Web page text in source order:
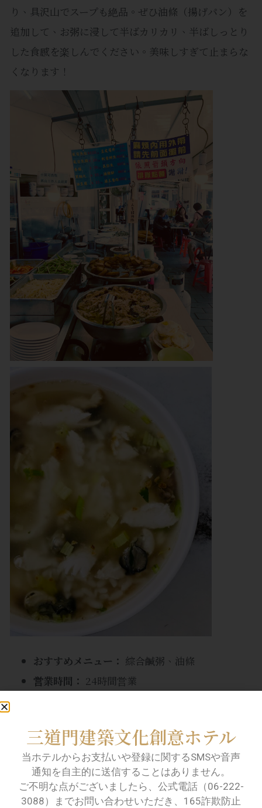
り、具沢山でスープも絶品。ぜひ油條（揚げパン）を
追加して、お粥に浸して半ばカリカリ、半ばしっとり
した食感を楽しんでください。美味しすぎて止まらな
くなります！
おすすめメニュー： 綜合鹹粥、油條
営業時間： 24時間営業
テルからバイクで4分、徒歩15分)
阿堂鹹粥
地元民からは「観光客向け」と冗談で言われることも
三道門建築文化創意ホテル
当ホテルからお支払いや登録に関するSMSや音声
通知を自主的に送信することはありません。
ご不明な点がございましたら、公式電話（06-222-
3088）までお問い合わせいただき、165詐欺防止